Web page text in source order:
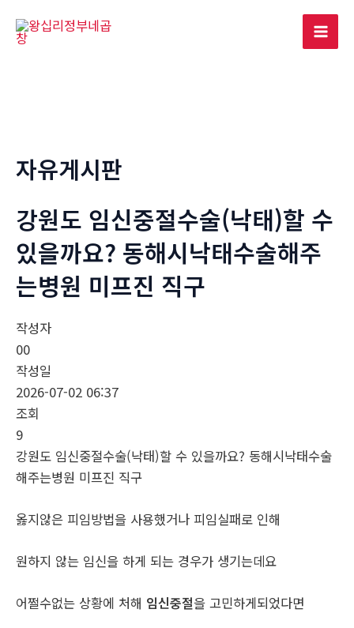
Main
자유게시판
강원도 임신중절수술(낙태)할 수
있을까요? 동해시낙태수술해주
는병원 미­프진 직구
작성자
00
작성일
2026-07-02 06:37
조회
9
강원도 임신중절수술(낙태)할 수 있을까요? 동해시낙태수술
해주는병원 미­프진 직구
옳지않은 피임방법을 사용했거나 피임실패로 인해
원하지 않는 임신을 하게 되는 경우가 생기는데요
어쩔수없는 상황에 처해 임신중절을 고민하게되었다면